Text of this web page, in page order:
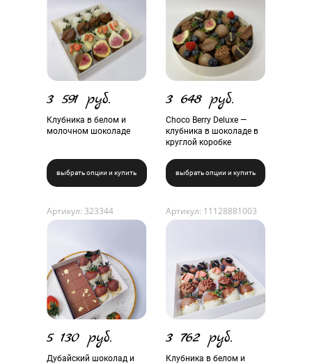
3 591 руб.
Клубника в белом и
молочном шоколаде
выбрать опции и купить
3 648 руб.
Choco Berry Deluxe —
клубника в шоколаде в
круглой коробке
выбрать опции и купить
Артикул: 323344
5 130 руб.
Дубайский шоколад и
Артикул: 11128881003
3 762 руб.
Клубника в белом и